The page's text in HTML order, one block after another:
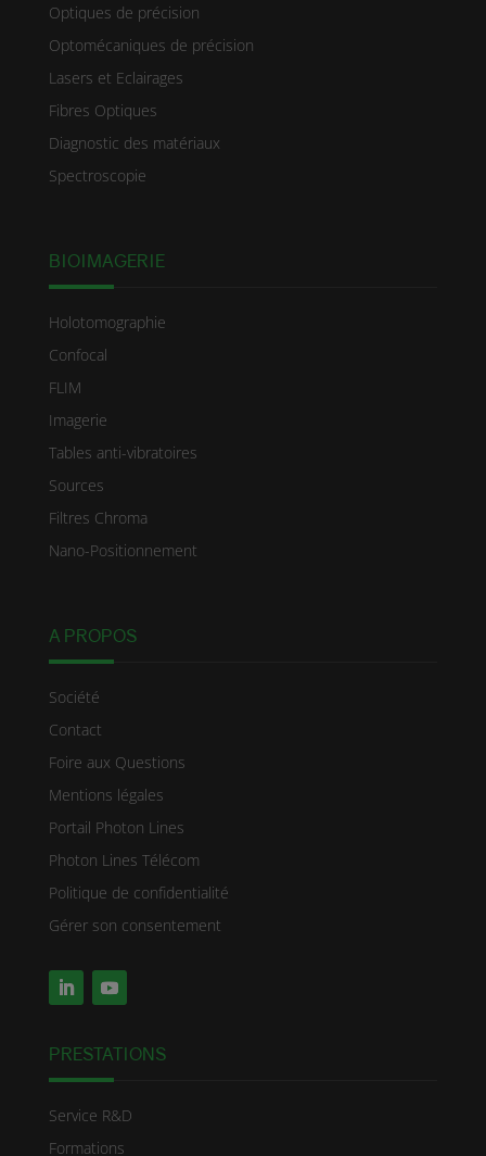
Optiques de précision
Optomécaniques de précision
Lasers et Eclairages
Fibres Optiques
Diagnostic des matériaux
Spectroscopie
BIOIMAGERIE
Holotomographie
Confocal
FLIM
Imagerie
Tables anti-vibratoires
Sources
Filtres Chroma
Nano-Positionnement
A PROPOS
Société
Contact
Foire aux Questions
Mentions légales
Portail Photon Lines
Photon Lines Télécom
Politique de confidentialité
Gérer son consentement
PRESTATIONS
Service R&D
Formations